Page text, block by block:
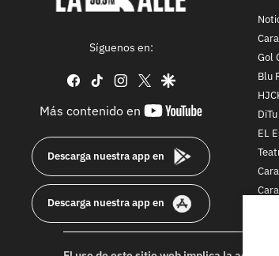
Síguenos en:
facebook
tiktok instagram
twittergoogle
Más contenido en
youtube-
Descarga nuestra app en
Descarga nuestra app en
Gol
Blu
DiTu
EL